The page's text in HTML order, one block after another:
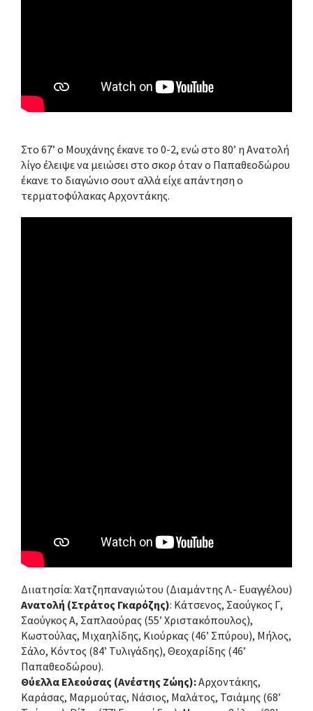
Στο 67’ ο Μουχάνης έκανε το 0-2, ενώ στο 80’ η Ανατολή
λίγο έλειψε να μειώσει στο σκορ όταν ο Παπαθεοδώρου
έκανε το διαγώνιο σουτ αλλά είχε απάντηση ο
τερματοφύλακας Αρχοντάκης.
Διιατησία: Χατζηπαναγιώτου (Διαμάντης Λ.- Ευαγγέλου)
Ανατολή (Στράτος Γκαρόζης): Κάτσενος, Σαούγκος Γ,
Σαούγκος Α, Σαπλαούρας (55’ Χριστακόπουλος),
Κωστούλας, Μιχαηλίδης, Κιούρκας (46’ Σπύρου), Μήλος,
Σάλο, Κόντος (84’ Tυλιγάδης), Θεοχαρίδης (46’
Παπαθεοδώρου).
Θύελλα Ελεούσας (Ανέστης Ζώης):Αρχοντάκης,
Καράσας, Μαρμούτας, Νάσιος, Μαλάτος, Τσιάμης (68’